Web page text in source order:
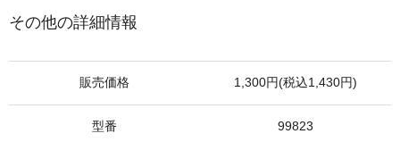
その他の詳細情報
販売価格 1,300円(税込1,430円)
型番 99823